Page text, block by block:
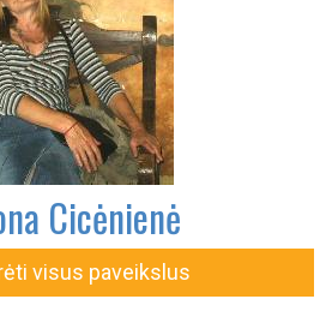
Cicėnienė
visus paveikslus